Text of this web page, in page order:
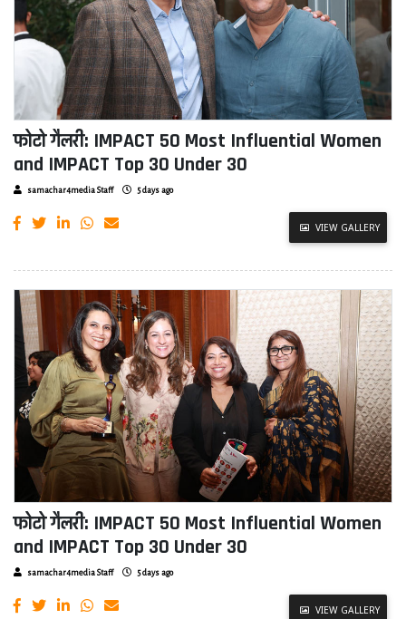
फोटो गैलरी: IMPACT 50 Most Influential Women
and IMPACT Top 30 Under 30
samachar4media Staff 5 days ago
VIEW GALLERY
फोटो गैलरी: IMPACT 50 Most Influential Women
and IMPACT Top 30 Under 30
samachar4media Staff 5 days ago
VIEW GALLERY